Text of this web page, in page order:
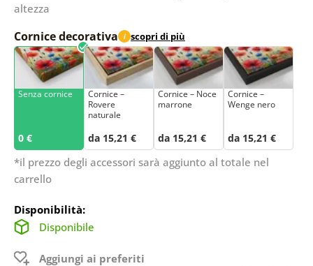
altezza
Cornice decorativa i scopri di più
Senza cornice
0 €
Cornice –
Rovere
naturale
da 15,21 €
Cornice – Noce
marrone
da 15,21 €
Cornice –
Wenge nero
da 15,21 €
*il prezzo degli accessori sarà aggiunto al totale nel
carrello
Disponibilità:
Disponibile
Aggiungi ai preferiti